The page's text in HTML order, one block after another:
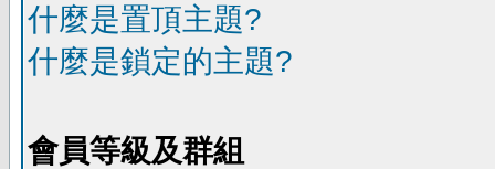
什麼是置頂主題?
什麼是鎖定的主題?
會員等級及群組